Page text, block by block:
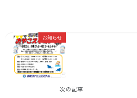
お知らせ
次の記事